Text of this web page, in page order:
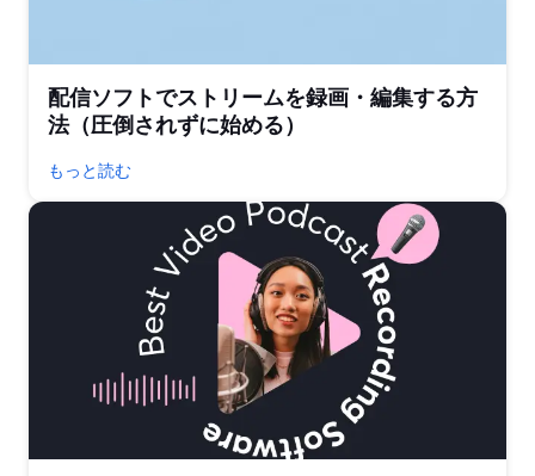
配信ソフトでストリームを録画・編集する方
法（圧倒されずに始める）
もっと読む